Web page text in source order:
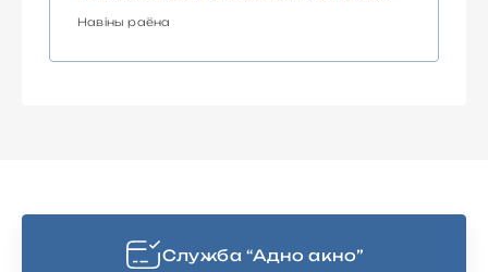
Навіны раёна
Cлужба “Адно акно”